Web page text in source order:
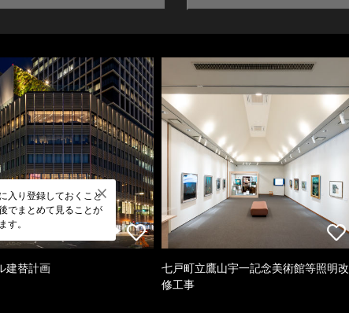
入り登録しておくこと
でまとめて見ることが
す。
建替計画
七戸町立鷹山宇一記念美術館等照明改
修工事